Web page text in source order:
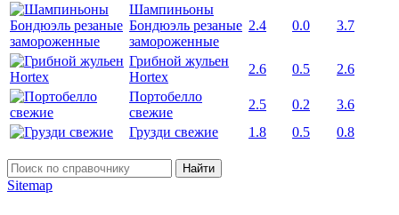
Шампиньоны
Бондюэль резаные
замороженные
2.4 0.0 3.7
Грибной жульен
Hortex
2.6 0.5
2.6
Портобелло
свежие
2.5 0.2
3.6
Грузди свежие
1.8 0.5 0.8
Найти
Sitemap